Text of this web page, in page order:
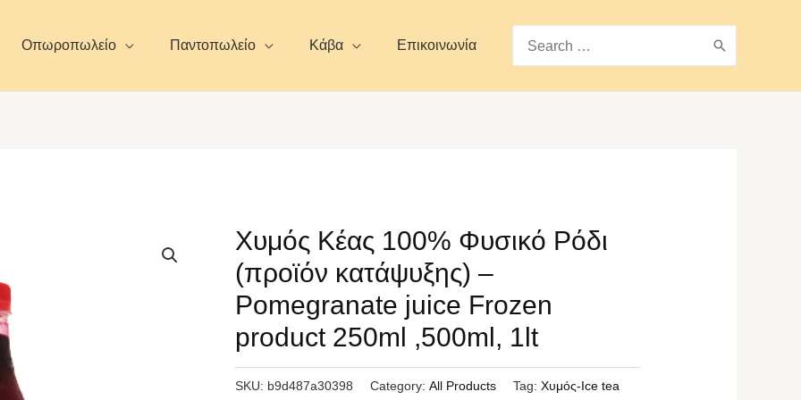
Οπωροπωλείο Παντοπωλείο Κάβα Επικοινωνία
for:
Χυμός Κέας 100% Φυσικό Ρόδι
(προϊόν κατάψυξης) –
Pomegranate juice Frozen
product 250ml ,500ml, 1lt
SKU: b9d487a30398 Category:All Products Tag:Χυμός-Ice tea